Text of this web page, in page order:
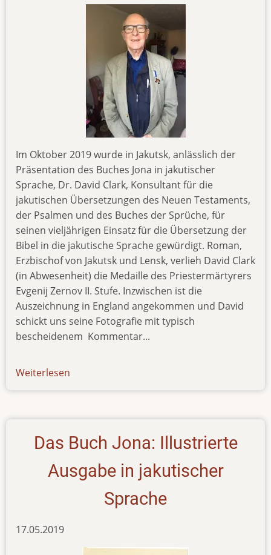
Im Oktober 2019 wurde in Jakutsk, anlässlich der
Präsentation des Buches Jona in jakutischer
Sprache, Dr. David Clark, Konsultant für die
jakutischen Übersetzungen des Neuen Testaments,
der Psalmen und des Buches der Sprüche, für
seinen vieljährigen Einsatz für die Übersetzung der
Bibel in die jakutische Sprache gewürdigt. Roman,
Erzbischof von Jakutsk und Lensk, verlieh David Clark
(in Abwesenheit) die Medaille des Priestermärtyrers
Evgenij Zernov II. Stufe. Inzwischen ist die
Auszeichnung in England angekommen und David
schickt uns seine Fotografie mit typisch
bescheidenem Kommentar...
Weiterlesen
Das Buch Jona: Illustrierte
Ausgabe in jakutischer
Sprache
17.05.2019